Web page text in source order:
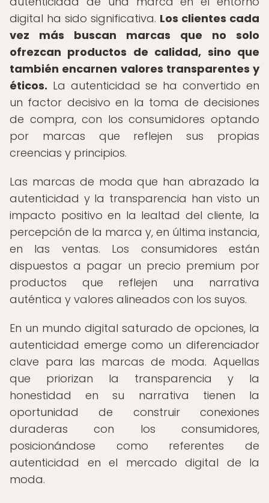
digital ha sido significativa. Los clientes cada
vez más buscan marcas que no solo
ofrezcan productos de calidad, sino que
también encarnen valores transparentes y
éticos. La autenticidad se ha convertido en
un factor decisivo en la toma de decisiones
de compra, con los consumidores optando
por marcas que reflejen sus propias
creencias y principios.
Las marcas de moda que han abrazado la
autenticidad y la transparencia han visto un
impacto positivo en la lealtad del cliente, la
percepción de la marca y, en última instancia,
en las ventas. Los consumidores están
dispuestos a pagar un precio premium por
productos que reflejen una narrativa
auténtica y valores alineados con los suyos.
En un mundo digital saturado de opciones, la
autenticidad emerge como un diferenciador
clave para las marcas de moda. Aquellas
que priorizan la transparencia y la
honestidad en su narrativa tienen la
oportunidad de construir conexiones
duraderas con los consumidores,
posicionándose como referentes de
autenticidad en el mercado digital de la
moda.